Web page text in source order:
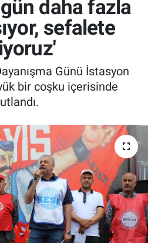
daha fazla
sefalete
Günü İstasyon
bir coşku içerisinde